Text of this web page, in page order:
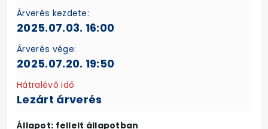
Árverés kezdete:
2025.07.03. 16:00
Árverés vége:
2025.07.20. 19:50
Hátralévő idő
Lezárt árverés
Állapot: fellelt állapotban